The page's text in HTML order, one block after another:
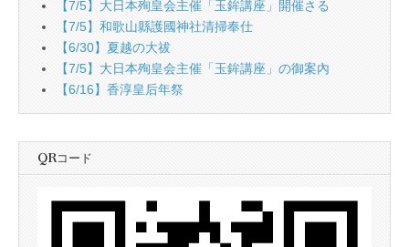
【7/5】大日本殉皇会主催「玉鉾講座」開催さる
【7/5】和歌山縣護國神社清掃奉仕
【6/30】夏越の大祓
【7/5】大日本殉皇会主催「玉鉾講座」の御案內
【6/16】香淳皇后年祭
QRコード